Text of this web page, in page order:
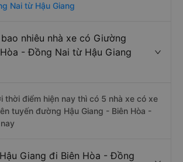
Nai từ Hậu Giang
nhiêu nhà xe có Giường
- Đồng Nai từ Hậu Giang
thời điểm hiện nay thì có 5 nhà xe có xe
tuyến đường Hậu Giang - Biên Hòa -
Giang đi Biên Hòa - Đồng